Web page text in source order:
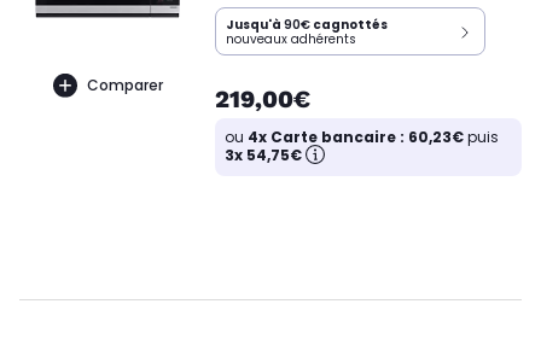
Comparer
Jusqu'à 90€ cagnottés
nouveaux adhérents
219,00€
ou 4x Carte bancaire : 60,23€puis
3x 54,75€